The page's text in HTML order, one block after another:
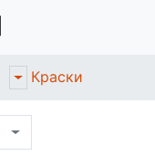
Краски